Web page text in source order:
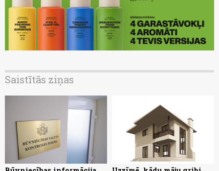
Saistītās ziņas